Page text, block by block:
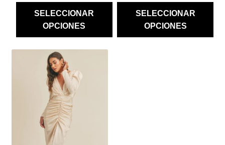
SELECCIONAR
OPCIONES
SELECCIONAR
OPCIONES
PRODUCTO
MÚLTIPLES
VARIANTES.
OPCIONES